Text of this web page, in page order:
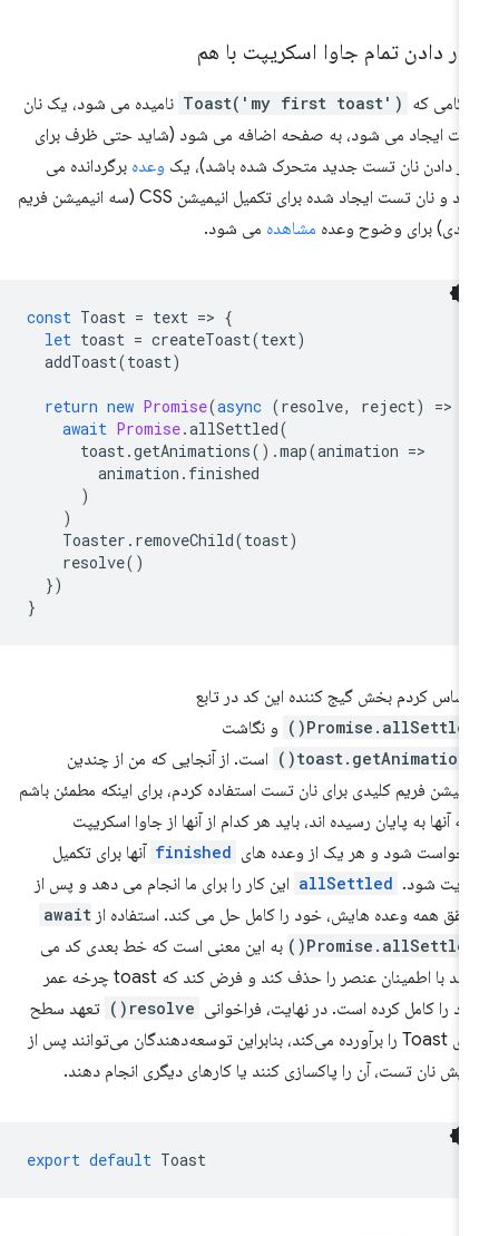
دادن تمام جاوا اسکریپت با هم
که Toast('my first toast') نامیده می شود، یک نان
ایجاد می شود، به صفحه اضافه می شود (شاید حتی ظرف برای
دادن نان تست جدید متحرک شده باشد)، یک وعدهبرگردانده می
شود و نان تست ایجاد شده برای تکمیل انیمیشن CSS (سه انیمیشن فریم
برای وضوح وعدهمشاهدهمی شود.
const Toast = text =
let toast = createToast(text
addToast(toast
return new Promise(async (resolve, reject)
await Promise.allSettled
toast.getAnimations().map(animation
animation.finished
Toaster.removeChild(toast
resolve
کردم بخش گیج کننده این کد در تابع
و نگاشت
است. از آنجایی که من از چندین
فریم کلیدی برای نان تست استفاده کردم، برای اینکه مطمئن باشم
آنها به پایان رسیده اند، باید هر کدام از آنها از جاوا اسکریپت
شود و هر یک از وعده های finished آنها برای تکمیل
شود. allSettled این کار را برای ما انجام می دهد و پس از
همه وعده هایش، خود را کامل حل می کند. استفاده ازawait
به این معنی است که خط بعدی کد می
تواند با اطمینان عنصر را حذف کند و فرض کند که toast چرخه عمر
را کامل کرده است. در نهایت، فراخوانی resolve()
تعهد سطح
بالای Toast را برآورده می‌کند، بنابراین توسعه‌دهندگان می‌توانند پس از
نان تست، آن را پاکسازی کنند یا کارهای دیگری انجام دهند.
export default Toast